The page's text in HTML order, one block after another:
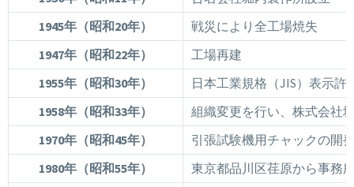
1945年 （昭和20年）
戦災により全工場焼失
1947年 （昭和22年）
工場再建
1955年 （昭和30年）
日本工業規格（JIS）表示許
1958年 （昭和33年）
組織変更を行い、株式会社
1970年 （昭和45年）
引張試験機用チャックの開
1980年 （昭和55年）
東京都品川区荏原から事務